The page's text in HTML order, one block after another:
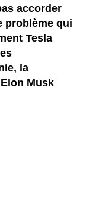
accorder
problème qui
Tesla
la
Musk